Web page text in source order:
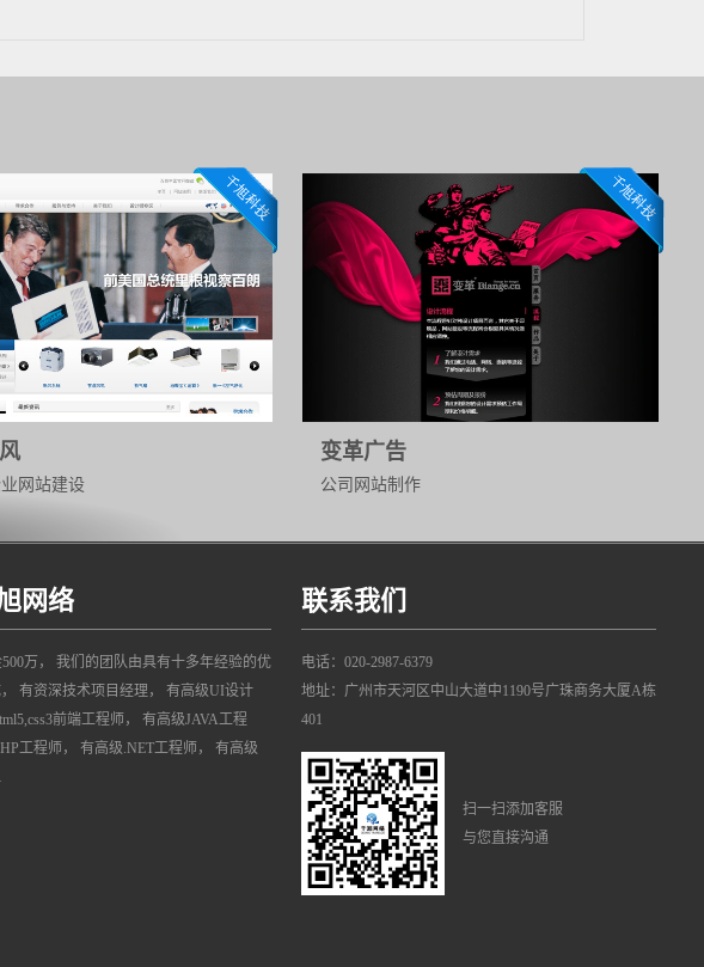
网站建设
变革广告
公司网站制作
网络
万， 我们的团队由具有十多年经验的优
有资深技术项目经理， 有高级UI设计
前端工程师， 有高级JAVA工程
工程师， 有高级.NET工程师， 有高级
联系我们
电话：020-2987-6379
地址：广州市天河区中山大道中1190号广珠商务大厦A栋
401
扫一扫添加客服
与您直接沟通